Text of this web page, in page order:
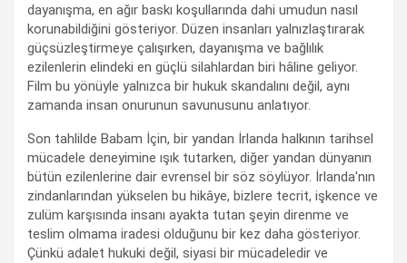
dayanışma, en ağır baskı koşullarında dahi umudun nasıl
korunabildiğini gösteriyor. Düzen insanları yalnızlaştırarak
güçsüzleştirmeye çalışırken, dayanışma ve bağlılık
ezilenlerin elindeki en güçlü silahlardan biri hâline geliyor.
Film bu yönüyle yalnızca bir hukuk skandalını değil, aynı
zamanda insan onurunun savunusunu anlatıyor.
Son tahlilde Babam İçin, bir yandan İrlanda halkının tarihsel
mücadele deneyimine ışık tutarken, diğer yandan dünyanın
bütün ezilenlerine dair evrensel bir söz söylüyor. İrlanda'nın
zindanlarından yükselen bu hikâye, bizlere tecrit, işkence ve
zulüm karşısında insanı ayakta tutan şeyin direnme ve
teslim olmama iradesi olduğunu bir kez daha gösteriyor.
Çünkü adalet hukuki değil, siyasi bir mücadeledir ve